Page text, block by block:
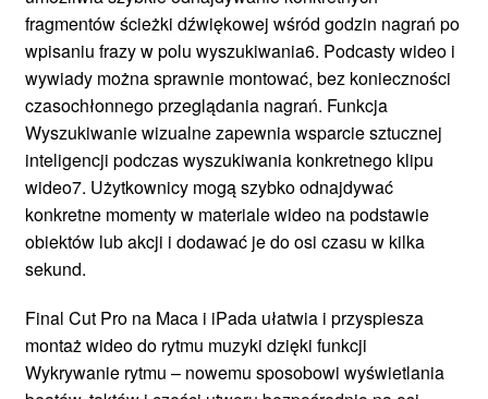
fragmentów ścieżki dźwiękowej wśród godzin nagrań po
wpisaniu frazy w polu wyszukiwania6. Podcasty wideo i
wywiady można sprawnie montować, bez konieczności
czasochłonnego przeglądania nagrań. Funkcja
Wyszukiwanie wizualne zapewnia wsparcie sztucznej
inteligencji podczas wyszukiwania konkretnego klipu
wideo7. Użytkownicy mogą szybko odnajdywać
konkretne momenty w materiale wideo na podstawie
obiektów lub akcji i dodawać je do osi czasu w kilka
sekund.
Final Cut Pro na Maca i iPada ułatwia i przyspiesza
montaż wideo do rytmu muzyki dzięki funkcji
Wykrywanie rytmu – nowemu sposobowi wyświetlania